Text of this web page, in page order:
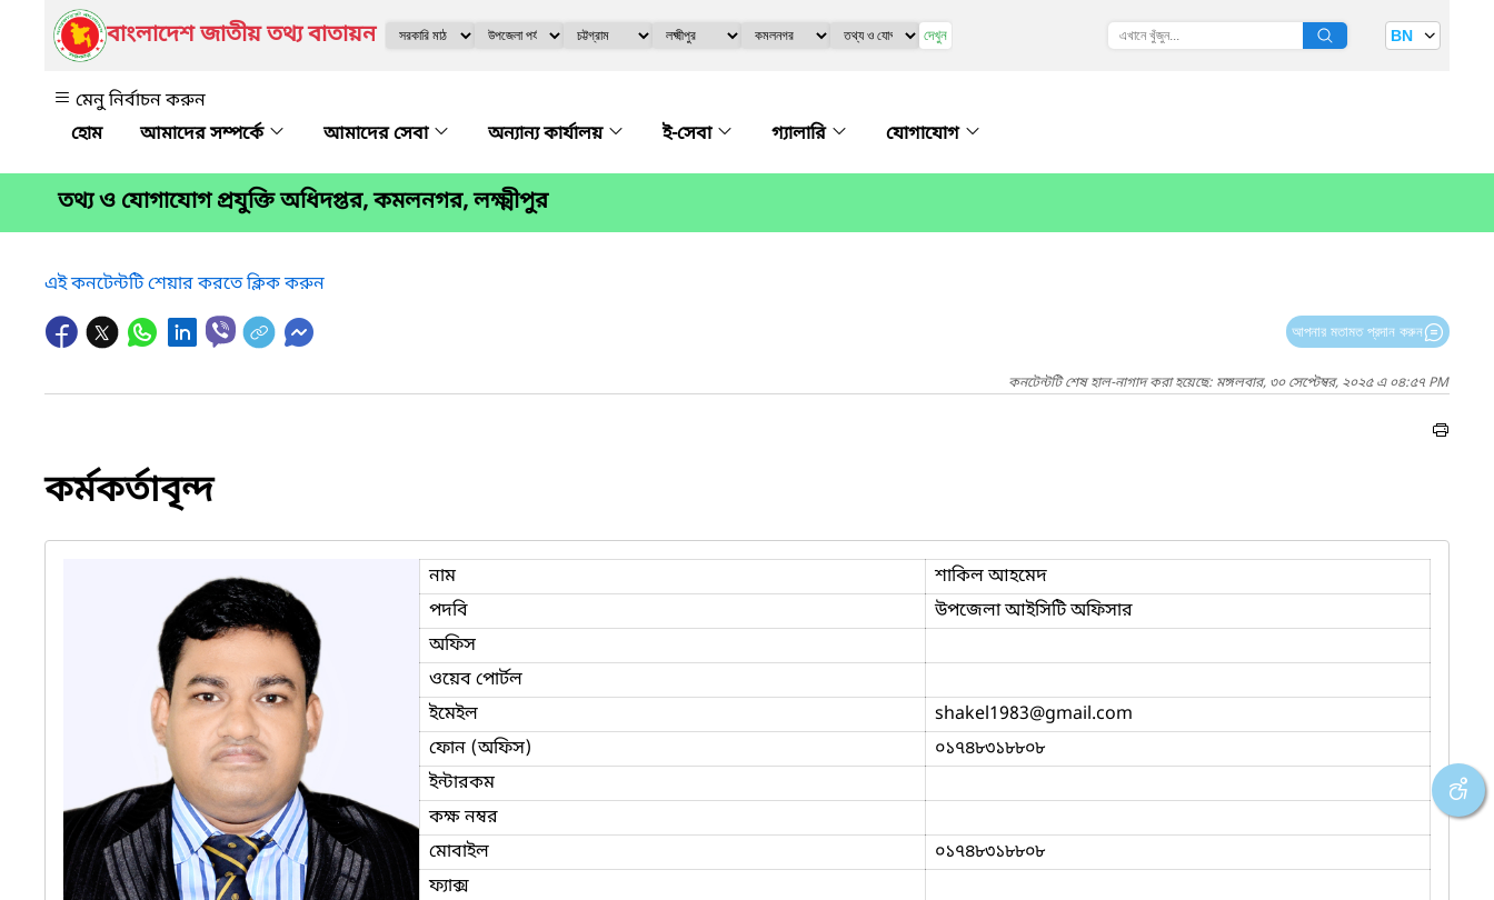
বাংলাদেশ জাতীয় তথ্য বাতায়ন দেখুন BN
মেনু নির্বাচন করুন
আমাদের সম্পর্কে
আমাদের সেবা অন্যান্য কার্যালয় ই-সেবা গ্যালারি যোগাযোগ
তথ্য ও যোগাযোগ প্রযুক্তি অধিদপ্তর, কমলনগর, লক্ষ্মীপুর
এই কনটেন্টটি শেয়ার করতে ক্লিক করুন
আপনার মতামত প্রদান করুন
কনটেন্টটি শেষ হাল-নাগাদ করা হয়েছে: মঙ্গলবার, ৩০ সেপ্টেম্বর, ২০২৫ এ ০৪:৫৭ PM
কর্মকর্তাবৃন্দ
নাম
শাকিল আহমেদ
পদবি
উপজেলা আইসিটি অফিসার
অফিস
ওয়েব পোর্টল
ইমেইল
shakel1983@gmail.com
ফোন (অফিস)
০১৭৪৮৩১৮৮০৮
ইন্টারকম
কক্ষ নম্বর
মোবাইল
০১৭৪৮৩১৮৮০৮
ফ্যাক্স